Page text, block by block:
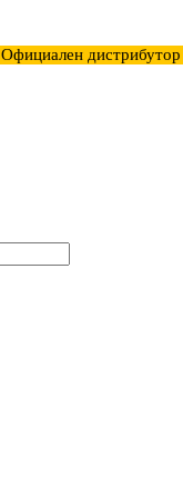
Официален